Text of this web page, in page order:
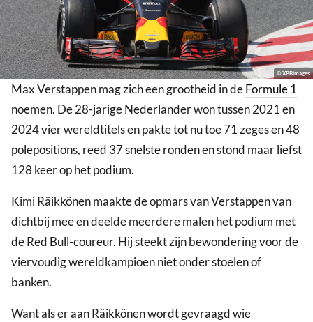
© XPBimages
Max Verstappen mag zich een grootheid in deFormule 1
noemen. De 28-jarige Nederlander won tussen 2021 en
2024 vier wereldtitels en pakte tot nu toe 71 zeges en 48
polepositions, reed 37 snelste ronden en stond maar liefst
128 keer op het podium.
Kimi Räikkönen maakte de opmars van Verstappen van
dichtbij mee en deelde meerdere malen het podium met
de Red Bull-coureur. Hij steekt zijn bewondering voor de
viervoudig wereldkampioen niet onder stoelen of
banken.
Want als er aan Räikkönen wordt gevraagd wie